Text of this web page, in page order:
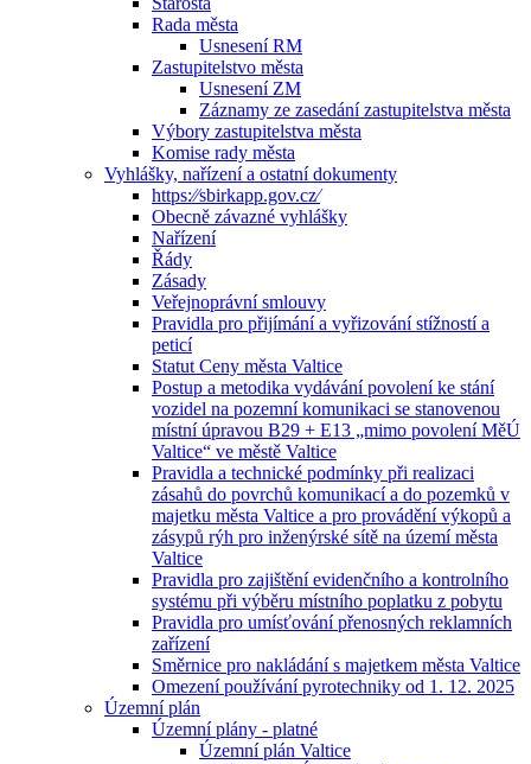
Rada města
Usnesení RM
Zastupitelstvo města
Usnesení ZM
Záznamy ze zasedání zastupitelstva města
Výbory zastupitelstva města
Komise rady města
Vyhlášky, nařízení a ostatní dokumenty
https:⁄⁄sbirkapp.gov.cz⁄
Obecně závazné vyhlášky
Nařízení
Řády
Zásady
Veřejnoprávní smlouvy
Pravidla pro přijímání a vyřizování stížností a
peticí
Statut Ceny města Valtice
Postup a metodika vydávání povolení ke stání
vozidel na pozemní komunikaci se stanovenou
místní úpravou B29 + E13 „mimo povolení MěÚ
Valtice“ ve městě Valtice
Pravidla a technické podmínky při realizaci
zásahů do povrchů komunikací a do pozemků v
majetku města Valtice a pro provádění výkopů a
zásypů rýh pro inženýrské sítě na území města
Valtice
Pravidla pro zajištění evidenčního a kontrolního
systému při výběru místního poplatku z pobytu
Pravidla pro umísťování přenosných reklamních
zařízení
Směrnice pro nakládání s majetkem města Valtice
Omezení používání pyrotechniky od 1. 12. 2025
Územní plán
Územní plány - platné
Územní plán Valtice